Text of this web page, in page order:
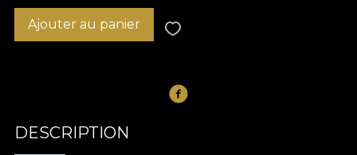
Ajouter au panier
DESCRIPTION